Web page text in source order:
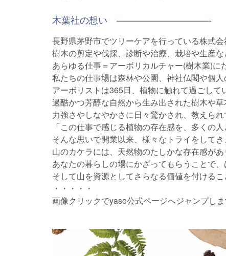
木葉社の想い ——————————-
長野県茅野市でツリーケアを行っている株式会
樹木の剪定や伐採、診断や治療、栽培や生産
あらゆる仕事＝アーボリカルチャー(樹木業)に
私たちの仕事場は森林や公園、神社仏閣や個
アーボリストは365日、植物に触れて過ごして
過酷かつ芳醇な自然から生み出された樹木や草
力強さやしなやかさに日々驚かされ、教えられ
「この仕事で感じる植物の存在感を、多くの
そんな思いで開業以来、様々なトライをしてき
山のカケラには、天然物のたしかな存在感があ
あなたの暮らしの場にかざってもらうことで
そして山を資源としてさらなる価値を付けるこ
・・・・・
画像クリックでyaso公式ページへジャンプしま